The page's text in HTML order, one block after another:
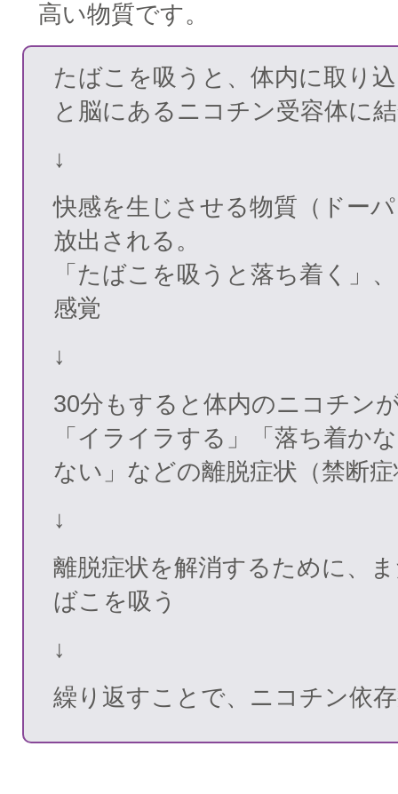
高い物質です。
たばこを吸うと、体内に取り
と脳にあるニコチン受容体に
↓
快感を生じさせる物質（ドー
放出される。
「たばこを吸うと落ち着く」
感覚
↓
30分もすると体内のニコチン
「イライラする」「落ち着か
ない」などの離脱症状（禁断
↓
離脱症状を解消するために、
ばこを吸う
↓
繰り返すことで、ニコチン依